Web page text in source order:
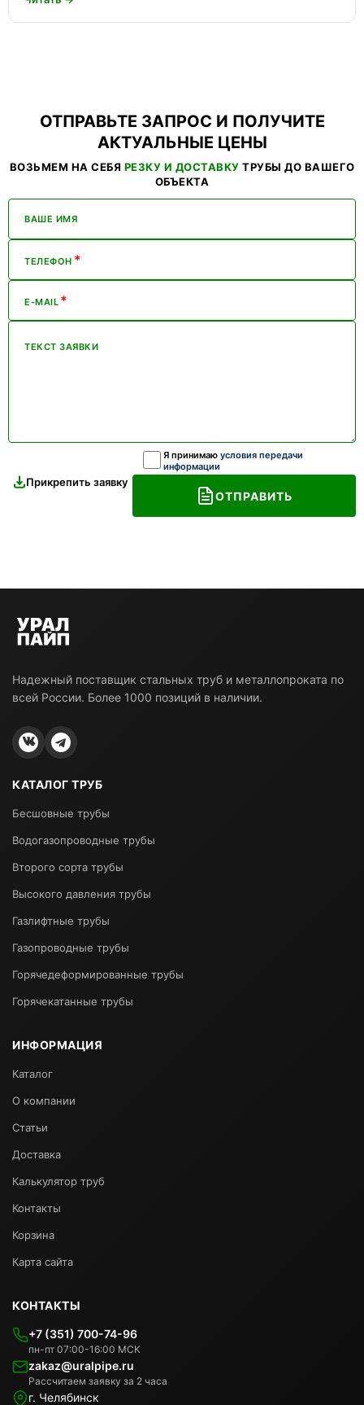
ОТПРАВЬТЕ ЗАПРОС И ПОЛУЧИТЕ
АКТУАЛЬНЫЕ ЦЕНЫ
ВОЗЬМЕМ НА СЕБЯ РЕЗКУ И ДОСТАВКУ ТРУБЫ ДО ВАШЕГО
ОБЪЕКТА
ВАШЕ ИМЯ
ТЕЛЕФОН *
E-MAIL *
ТЕКСТ ЗАЯВКИ
Прикрепить заявку
Я принимаю условия передачи
информации
ОТПРАВИТЬ
Надежный поставщик стальных труб и металлопроката по
всей России. Более 1000 позиций в наличии.
КАТАЛОГ ТРУБ
Бесшовные трубы
Водогазопроводные трубы
Второго сорта трубы
Высокого давления трубы
Газлифтные трубы
Газопроводные трубы
Горячедеформированные трубы
Горячекатанные трубы
ИНФОРМАЦИЯ
Каталог
О компании
Статьи
Доставка
Калькулятор труб
Контакты
Корзина
Карта сайта
КОНТАКТЫ
+7 (351) 700-74-96
пн-пт 07:00-16:00 МСК
zakaz@uralpipe.ru
Рассчитаем заявку за 2 часа
г. Челябинск